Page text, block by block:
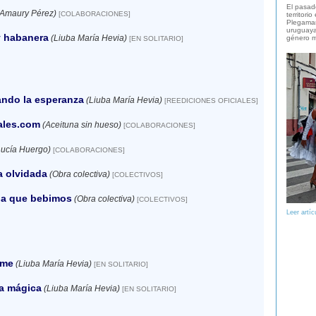
Pérez) [COLABORACIONES]
habanera (Liuba María Hevia) [EN SOLITARIO]
la esperanza (Liuba María Hevia) [REEDICIONES OFICIALES]
(Aceituna sin hueso) [COLABORACIONES]
Huergo) [COLABORACIONES]
olvidada (Obra colectiva) [COLECTIVOS]
que bebimos (Obra colectiva) [COLECTIVOS]
(Liuba María Hevia) [EN SOLITARIO]
mágica (Liuba María Hevia) [EN SOLITARIO]
El
territorio
género
Leer